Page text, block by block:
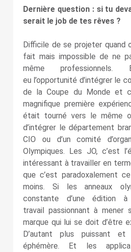
Dernière question : si tu
serait le job de tes rêves ?
Difficile de se projeter quand
fait mais impossible de ne
même
eu l’opportunité d’intégrer le
de la Coupe du Monde et
magnifique première
était tourné vers le même
d’intégrer le département
CIO ou d’un comité
Olympiques. Les JO, c’est
intéressant à travailler en
que c’est paradoxalement
moins. Si les anneaux
constante d’une édition
travail passionnant à mener
marque qui lui se doit d’être
D’autant plus puissant
éphémère. Et les